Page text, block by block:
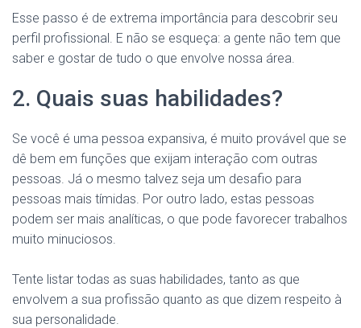
Esse passo é de extrema importância para descobrir seu
perfil profissional. E não se esqueça: a gente não tem que
saber e gostar de tudo o que envolve nossa área.
2. Quais suas habilidades?
Se você é uma pessoa expansiva, é muito provável que se
dê bem em funções que exijam interação com outras
pessoas. Já o mesmo talvez seja um desafio para
pessoas mais tímidas. Por outro lado, estas pessoas
podem ser mais analíticas, o que pode favorecer trabalhos
muito minuciosos.
Tente listar todas as suas habilidades, tanto as que
envolvem a sua profissão quanto as que dizem respeito à
sua personalidade.